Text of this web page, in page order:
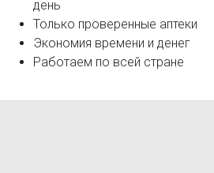
день
Только проверенные аптеки
Экономия времени и денег
Работаем по всей стране